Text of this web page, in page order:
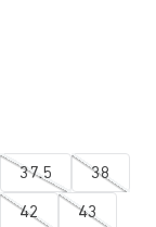
37.5 38
42 43